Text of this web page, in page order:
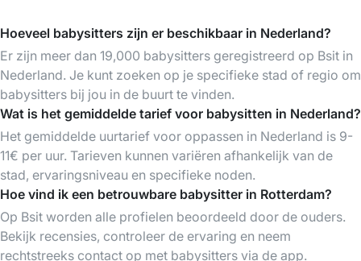
Hoeveel babysitters zijn er beschikbaar in Nederland?
Er zijn meer dan 19,000 babysitters geregistreerd op Bsit in
Nederland. Je kunt zoeken op je specifieke stad of regio om
babysitters bij jou in de buurt te vinden.
Wat is het gemiddelde tarief voor babysitten in Nederland?
Het gemiddelde uurtarief voor oppassen in Nederland is 9-
11€ per uur. Tarieven kunnen variëren afhankelijk van de
stad, ervaringsniveau en specifieke noden.
Hoe vind ik een betrouwbare babysitter in Rotterdam?
Op Bsit worden alle profielen beoordeeld door de ouders.
Bekijk recensies, controleer de ervaring en neem
rechtstreeks contact op met babysitters via de app.